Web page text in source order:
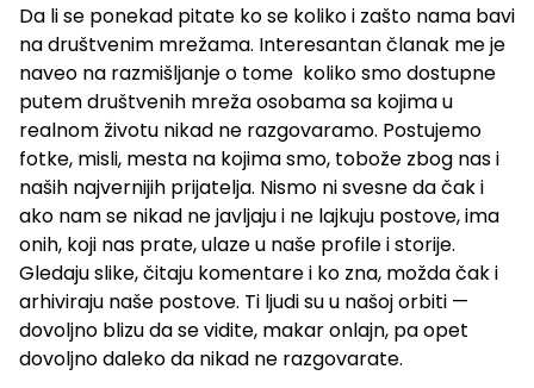
Da li se ponekad pitate ko se koliko i zašto nama bavi
na društvenim mrežama. Interesantan članak me je
naveo na razmišljanje o tome koliko smo dostupne
putem društvenih mreža osobama sa kojima u
realnom životu nikad ne razgovaramo. Postujemo
fotke, misli, mesta na kojima smo, tobože zbog nas i
naših najvernijih prijatelja. Nismo ni svesne da čak i
ako nam se nikad ne javljaju i ne lajkuju postove, ima
onih, koji nas prate, ulaze u naše profile i storije.
Gledaju slike, čitaju komentare i ko zna, možda čak i
arhiviraju naše postove. Ti ljudi su u našoj orbiti —
dovoljno blizu da se vidite, makar onlajn, pa opet
dovoljno daleko da nikad ne razgovarate.